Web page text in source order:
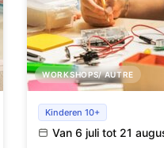
WORKSHOPS/ AUTRE
Maker 3D kamp
Kinderen 10+
Van 6 juli tot 21